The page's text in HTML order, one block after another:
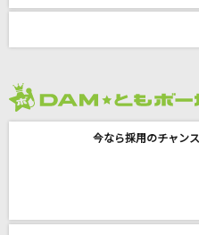
CLOUDY HEART(GIGS
BOOWY
cazador del amor
安全地帯
今なら採用のチャン